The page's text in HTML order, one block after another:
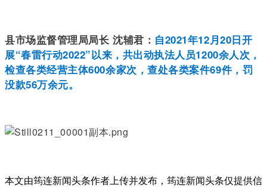
县市场监督管理局局长 沈辅君： 自2021年12月20日开
展“春雷行动2022”以来，共出动执法人员1200余人次，
检查各类经营主体600余家次，查处各类案件69件，罚
没款56万余元。
本文由筠连新闻头条作者上传并发布，筠连新闻头条仅提供信